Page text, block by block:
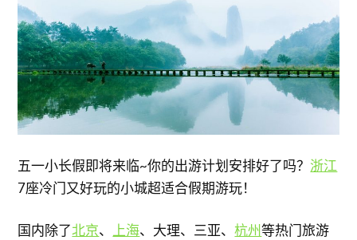
五一小长假即将来临~你的出游计划安排好了吗？ 浙江
7座冷门又好玩的小城超适合假期游玩！
国内除了北京、 上海、大理、三亚、杭州等热门旅游